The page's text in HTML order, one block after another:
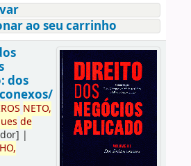
ao seu carrinho
dos
NETO,
de
|